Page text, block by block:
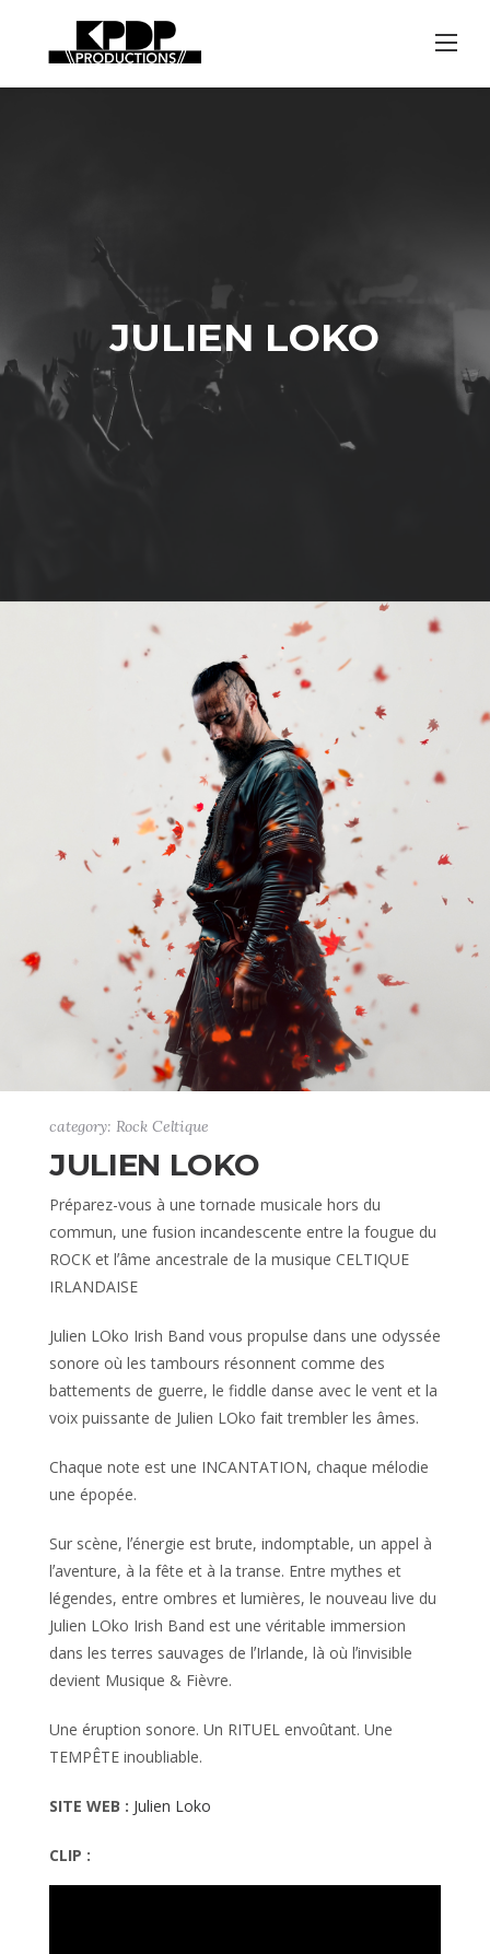
content
JULIEN LOKO
category: Rock Celtique
JULIEN LOKO
Préparez-vous à une tornade musicale hors du
commun, une fusion incandescente entre la fougue du
ROCK et lʼâme ancestrale de la musique CELTIQUE
IRLANDAISE
Julien LOko Irish Band vous propulse dans une odyssée
sonore où les tambours résonnent comme des
battements de guerre, le fiddle danse avec le vent et la
voix puissante de Julien LOko fait trembler les âmes.
Chaque note est une INCANTATION, chaque mélodie
une épopée.
Sur scène, lʼénergie est brute, indomptable, un appel à
lʼaventure, à la fête et à la transe. Entre mythes et
légendes, entre ombres et lumières, le nouveau live du
Julien LOko Irish Band est une véritable immersion
dans les terres sauvages de lʼIrlande, là où lʼinvisible
devient Musique & Fièvre.
Une éruption sonore. Un RITUEL envoûtant. Une
TEMPÊTE inoubliable.
SITE WEB : Julien Loko
CLIP :